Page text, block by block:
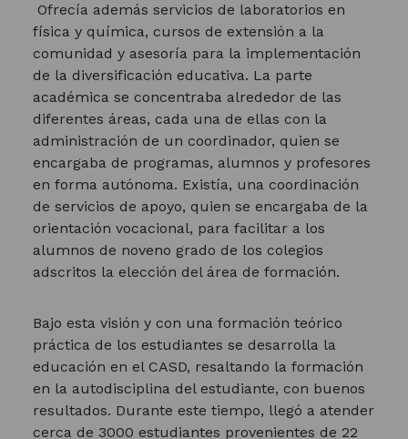
Ofrecía además servicios de laboratorios en
física y química, cursos de extensión a la
comunidad y asesoría para la implementación
de la diversificación educativa. La parte
académica se concentraba alrededor de las
diferentes áreas, cada una de ellas con la
administración de un coordinador, quien se
encargaba de programas, alumnos y profesores
en forma autónoma. Existía, una coordinación
de servicios de apoyo, quien se encargaba de la
orientación vocacional, para facilitar a los
alumnos de noveno grado de los colegios
adscritos la elección del área de formación.
Bajo esta visión y con una formación teórico
práctica de los estudiantes se desarrolla la
educación en el CASD, resaltando la formación
en la autodisciplina del estudiante, con buenos
resultados. Durante este tiempo, llegó a atender
cerca de 3000 estudiantes provenientes de 22